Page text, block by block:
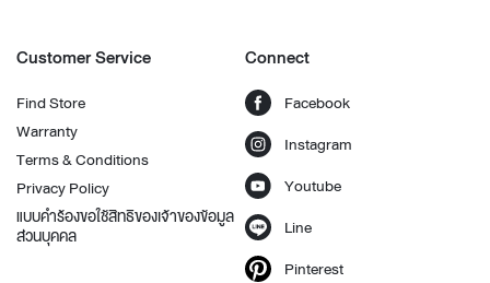
Customer Service
Find Store
Warranty
Terms & Conditions
Privacy Policy
แบบคำร้องขอใช้สิทธิของเจ้าของข้อมูล
ส่วนบุคคล
Connect
Facebook
Instagram
Youtube
Line
Pinterest